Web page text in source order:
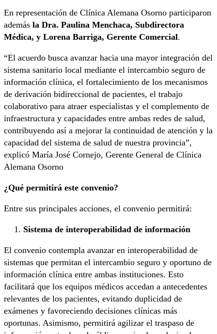
En representación de Clínica Alemana Osorno participaron
además la Dra. Paulina Menchaca, Subdirectora
Médica, y Lorena Barriga, Gerente Comercial.
“El acuerdo busca avanzar hacia una mayor integración del
sistema sanitario local mediante el intercambio seguro de
información clínica, el fortalecimiento de los mecanismos
de derivación bidireccional de pacientes, el trabajo
colaborativo para atraer especialistas y el complemento de
infraestructura y capacidades entre ambas redes de salud,
contribuyendo así a mejorar la continuidad de atención y la
capacidad del sistema de salud de nuestra provincia”,
explicó María José Cornejo, Gerente General de Clínica
Alemana Osorno
¿Qué permitirá este convenio?
Entre sus principales acciones, el convenio permitirá:
Sistema de interoperabilidad de información
El convenio contempla avanzar en interoperabilidad de
sistemas que permitan el intercambio seguro y oportuno de
información clínica entre ambas instituciones. Esto
facilitará que los equipos médicos accedan a antecedentes
relevantes de los pacientes, evitando duplicidad de
exámenes y favoreciendo decisiones clínicas más
oportunas. Asimismo, permitirá agilizar el traspaso de